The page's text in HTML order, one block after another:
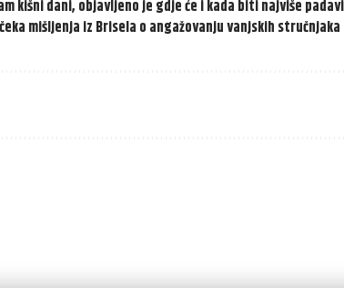
kišni dani, objavljeno je gdje će i kada biti najviše
čeka mišljenja iz Brisela o angažovanju vanjskih